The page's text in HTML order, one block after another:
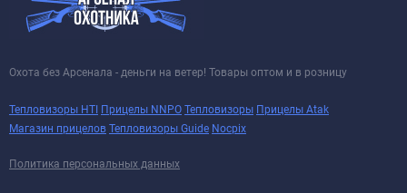
Охота без Арсенала - деньги на ветер! Товары оптом и в розницу
Тепловизоры HTI Прицелы NNPO Тепловизоры Прицелы Atak
Магазин прицелов Тепловизоры Guide Nocpix
Политика персональных данных